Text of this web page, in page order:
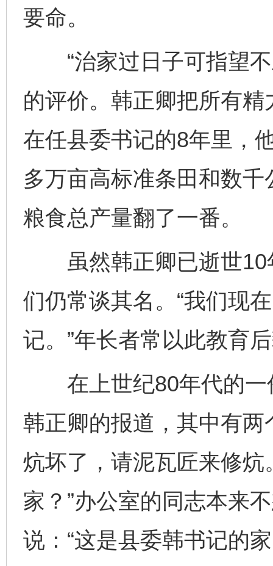
要命。
“治家过日子可指望不
的评价。韩正卿把所有精
在任县委书记的8年里，
多万亩高标准条田和数
粮食总产量翻了一番。
虽然韩正卿已逝世10
们仍常谈其名。“我们现
记。”年长者常以此教育
在上世纪80年代的一
韩正卿的报道，其中有
炕坏了，请泥瓦匠来修炕
家？”办公室的同志本来
说：“这是县委韩书记的